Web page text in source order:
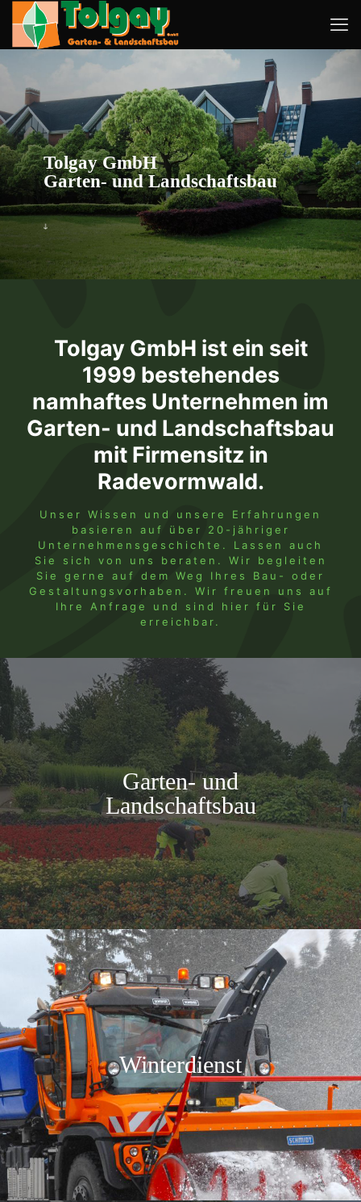
Tolgay GmbH
Garten- und Landschaftsbau
Tolgay GmbH ist ein seit
1999 bestehendes
namhaftes Unternehmen im
Garten- und Landschaftsbau
mit Firmensitz in
Radevormwald.
Unser Wissen und unsere Erfahrungen
basieren auf über 20-jähriger
Unternehmensgeschichte. Lassen auch
Sie sich von uns beraten. Wir begleiten
Sie gerne auf dem Weg Ihres Bau- oder
Gestaltungsvorhaben. Wir freuen uns auf
Ihre Anfrage und sind hier
für Sie
erreichbar.
Garten- und
Landschaftsbau
Winterdienst